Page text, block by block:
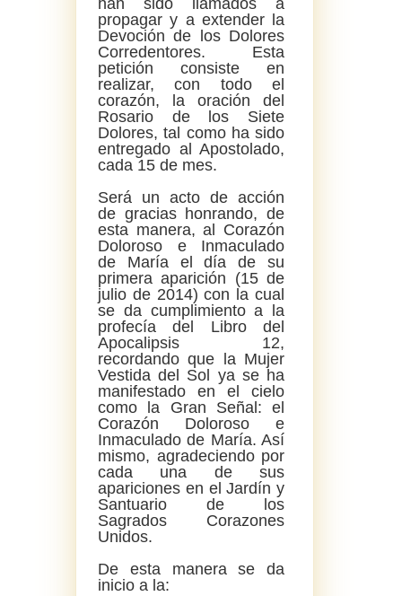
han sido llamados a
propagar y a extender la
Devoción de los Dolores
Corredentores. Esta
petición consiste en
realizar, con todo el
corazón, la oración del
Rosario de los Siete
Dolores, tal como ha sido
entregado al Apostolado,
cada 15 de mes.
Será un acto de acción
de gracias honrando, de
esta manera, al Corazón
Doloroso e Inmaculado
de María el día de su
primera aparición (15 de
julio de 2014) con la cual
se da cumplimiento a la
profecía del Libro del
Apocalipsis 12,
recordando que la Mujer
Vestida del Sol ya se ha
manifestado en el cielo
como la Gran Señal: el
Corazón Doloroso e
Inmaculado de María. Así
mismo, agradeciendo por
cada una de sus
apariciones en el Jardín y
Santuario de los
Sagrados Corazones
Unidos.
De esta manera se da
inicio a la: